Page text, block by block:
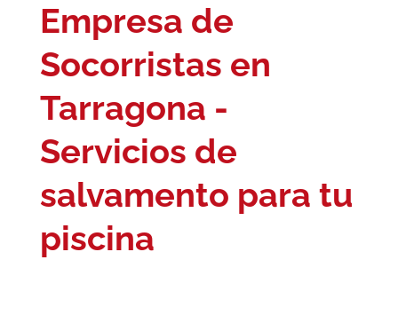
Empresa de
Socorristas en
Tarragona -
Servicios de
salvamento para tu
piscina